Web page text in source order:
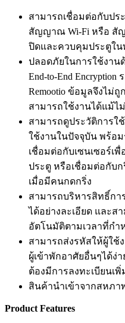
สามารถเชื่อมต่อกับป
สัญญาณ Wi-Fi หรือ สัญ
ปิดและควบคุมประตูใ
ปลอดภัยในการใช้งาน
End-to-End
Remootio ข้อมูลจึงไม่
สามารถใช้งานได้แม้
สามารถดูประวัติการใ
ใช้งานในปัจจุบัน พร้อ
เชื่อมต่อกับเซนเซอร์เ
ประตู หรือเชื่อมต่อกับ
เมื่อมีคนกดกริ่ง
สามารถบริหารสิทธิ์กา
ได้อย่างละเอียด และส
อัตโนมัติตามเวลาที่กำ
สามารถส่งรหัสให้ผู้ใช้
ผู้เข้าพักอาศัยอื่นๆได้ง่า
ต้องมีการลงทะเบียนเพิ่
สินค้านำเข้าจากสหภา
Product Features